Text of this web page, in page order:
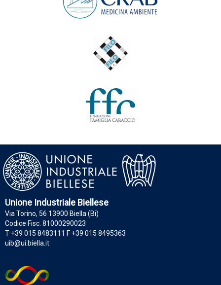
Unione Industriale Biellese
Via Torino, 56 13900 Biella (Bi)
Codice Fisc. 81000290023
T +39 015 8483111 F +39 015 8495363
uib@ui.biella.it